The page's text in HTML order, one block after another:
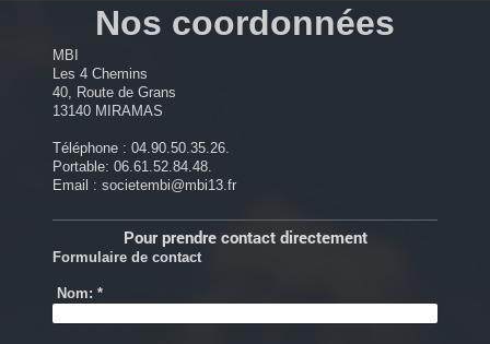
Nos coordonnées
MBI
Les 4 Chemins
40, Route de Grans
13140 MIRAMAS
Téléphone : 04.90.50.35.26.
Portable: 06.61.52.84.48.
Email : societembi@mbi13.fr
Pour prendre contact directement
Formulaire de contact
Nom: *